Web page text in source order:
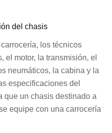
del chasis
los técnicos
el motor, la transmisión, el
neumáticos, la cabina y la
especificaciones del
que un chasis destinado a
equipe con una carrocería